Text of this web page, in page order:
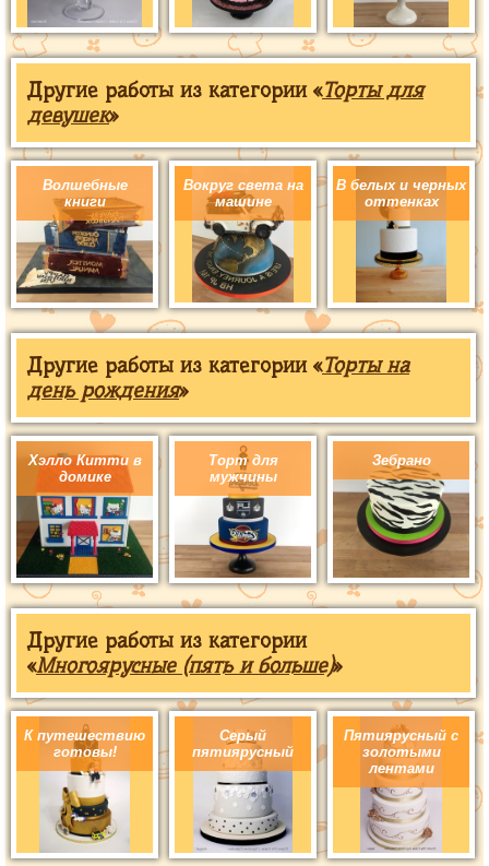
Другие работы из категории «Торты для
девушек»
Волшебные
книги
Вокруг света на
машине
В белых и черных
оттенках
Другие работы из категории «Торты на
день рождения»
Хэлло Китти в
домике
Торт для
мужчины
Зебрано
Другие работы из категории
«Многоярусные (пять и больше)»
К путешествию
готовы!
Серый
пятиярусный
Пятиярусный с
золотыми
лентами